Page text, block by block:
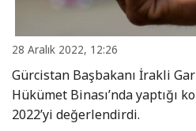
28 Aralık 2022, 12:26
Gürcistan Başbakanı İrakli
Hükümet Binası’nda yaptığı
2022’yi değerlendirdi.